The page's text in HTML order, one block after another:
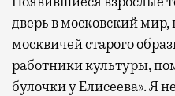
дверь в московский
москвичей старого
работники культуры,
булочки у Елисеева». Я